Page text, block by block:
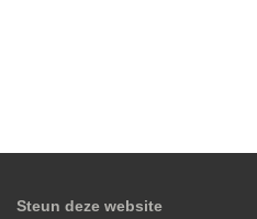
Steun deze website